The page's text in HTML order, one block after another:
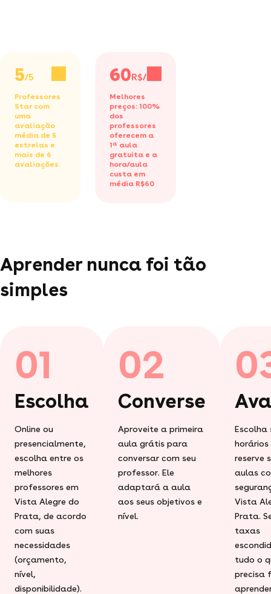
5/5
Professores
Star com
uma
avaliação
média de 5
estrelas e
mais de 6
avaliações.
60R$/h
Melhores
preços: 100%
dos
professores
oferecem a
1ª aula
gratuita e a
hora/aula
custa em
média R$60
Aprender nunca foi tão
simples
01
Escolha
Online ou
presencialmente,
escolha entre os
melhores
professores em
Vista Alegre do
Prata, de acordo
com suas
necessidades
(orçamento,
nível,
disponibilidade).
02
Converse
Aproveite a primeira
aula grátis para
conversar com seu
professor. Ele
adaptará a aula
aos seus objetivos e
nível.
Escolha
horários
reserve
aulas
Vista
Prata.
taxas
tudo o
precisa